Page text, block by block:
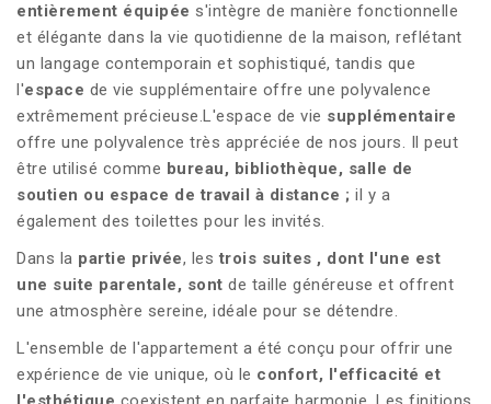
entièrement équipée s'intègre de manière fonctionnelle
et élégante dans la vie quotidienne de la maison, reflétant
un langage contemporain et sophistiqué, tandis que
l'espace de vie supplémentaire offre une polyvalence
extrêmement précieuse.L'espace de vie supplémentaire
offre une polyvalence très appréciée de nos jours. Il peut
être utilisé comme bureau, bibliothèque, salle de
soutien ou espace de travail à distance ; il y a
également des toilettes pour les invités.
Dans la partie privée, les trois suites , dont l'une est
une suite parentale, sont de taille généreuse et offrent
une atmosphère sereine, idéale pour se détendre.
L'ensemble de l'appartement a été conçu pour offrir une
expérience de vie unique, où le confort, l'efficacité et